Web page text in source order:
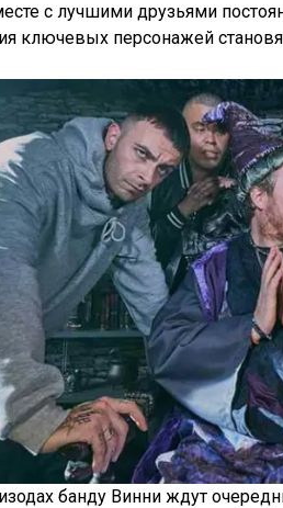
с лучшими друзьями
ключевых персонажей
банду Винни ждут